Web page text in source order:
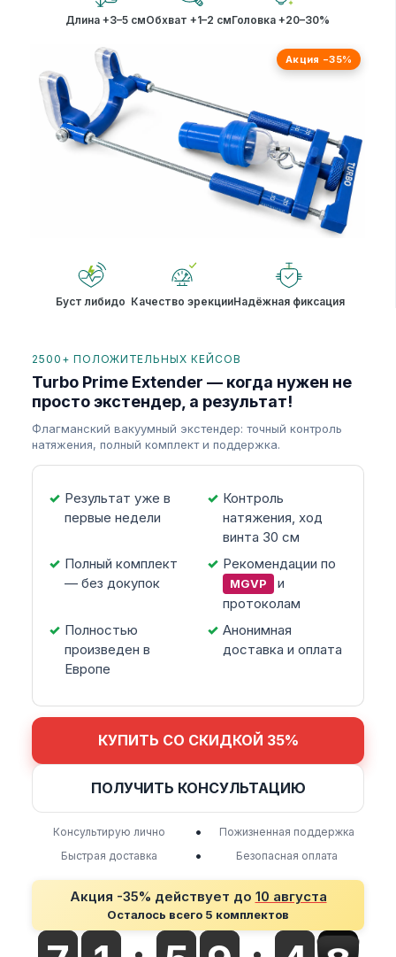
Длина +3–5 смОбхват +1–2 смГоловка +20–30%
Акция −35%
Буст либидо Качество эрекцииНадёжная фиксация
2500+ ПОЛОЖИТЕЛЬНЫХ КЕЙСОВ
Turbo Prime Extender — когда нужен не
просто экстендер, а результат!
Флагманский вакуумный экстендер: точный контроль
натяжения, полный комплект и поддержка.
Результат уже в
первые недели
Контроль
натяжения, ход
винта 30 см
Полный комплект
— без докупок
Рекомендации по
MGVP
и
протоколам
Полностью
произведен в
Европе
Анонимная
доставка и оплата
КУПИТЬ СО СКИДКОЙ 35%
ПОЛУЧИТЬ КОНСУЛЬТАЦИЮ
Консультирую лично •
Пожизненная поддержка
Быстрая доставка
• Безопасная оплата
Акция -35% действует до 10 августа
Осталось всего 5 комплектов